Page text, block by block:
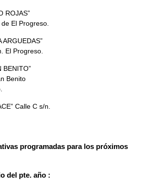
ROJAS”
El Progreso.
ARGUEDAS”
El Progreso.
BENITO”
Benito
Calle C s/n.
programadas para los próximos
del pte. año :